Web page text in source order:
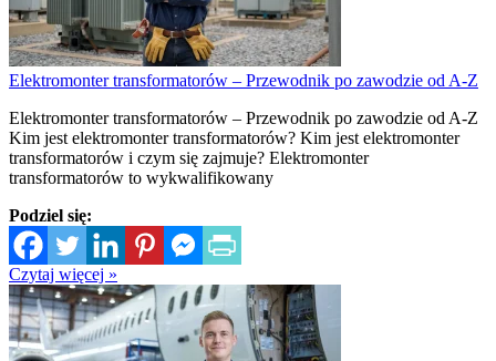
Elektromonter transformatorów – Przewodnik po zawodzie od A-Z
Elektromonter transformatorów – Przewodnik po zawodzie od A-Z
Kim jest elektromonter transformatorów? Kim jest elektromonter
transformatorów i czym się zajmuje? Elektromonter
transformatorów to wykwalifikowany
Podziel się:
Czytaj więcej »